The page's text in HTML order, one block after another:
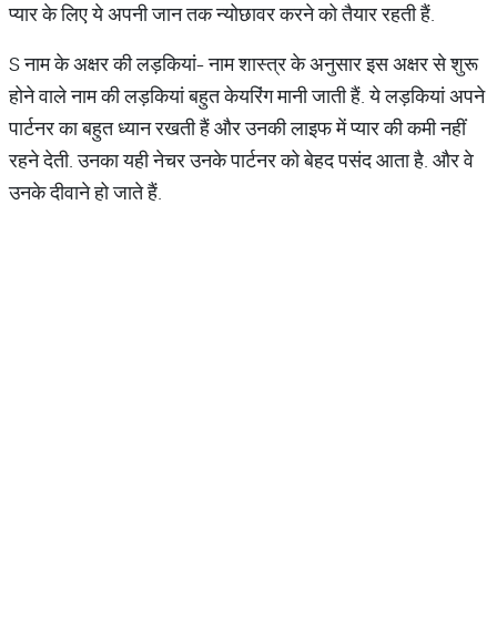
प्यार के लिए ये अपनी जान तक न्योछावर करने को तैयार रहती हैं.
S नाम के अक्षर की लड़कियां- नाम शास्त्र के अनुसार इस अक्षर से शुरू
होने वाले नाम की लड़कियां बहुत केयरिंग मानी जाती हैं. ये लड़कियां अपने
पार्टनर का बहुत ध्यान रखती हैं और उनकी लाइफ में प्यार की कमी नहीं
रहने देती. उनका यही नेचर उनके पार्टनर को बेहद पसंद आता है. और वे
उनके दीवाने हो जाते हैं.